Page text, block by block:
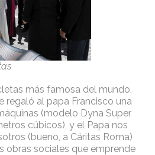
más famosa del mundo,
regaló al papa Francisco una
(modelo Dyna Super
cúbicos), y el Papa nos
(bueno, a Cáritas Roma)
obras sociales que emprende